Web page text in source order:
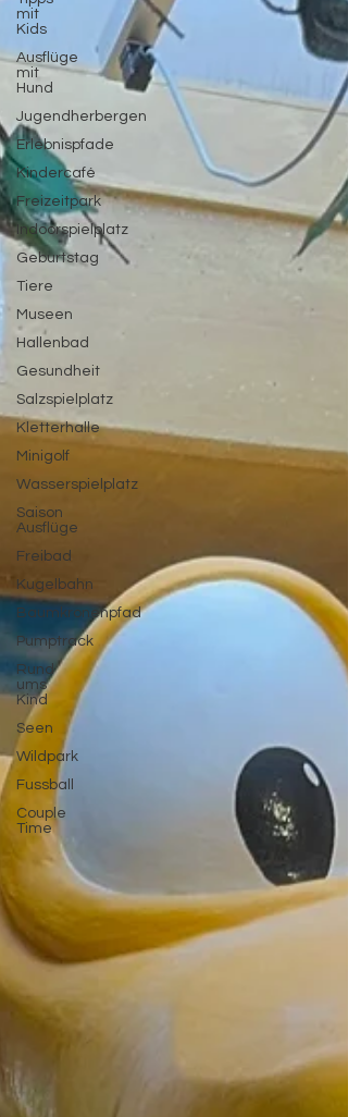
mit
Kids
Ausflüge
mit
Hund
Jugendherbergen
Erlebnispfade
Kindercafé
Freizeitpark
Indoorspielplatz
Geburtstag
Tiere
Museen
Hallenbad
Gesundheit
Salzspielplatz
Kletterhalle
Minigolf
Wasserspielplatz
Saison
Ausflüge
Freibad
Kugelbahn
Baumkronenpfad
Pumptrack
Rund
ums
Kind
Seen
Wildpark
Fussball
Couple
Time